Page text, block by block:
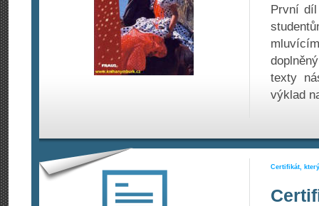
První
texty
výklad
Certifikát,